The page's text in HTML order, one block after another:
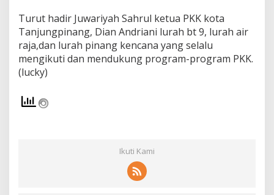
l
u
a
r
g
Turut hadir Juwariyah Sahrul ketua PKK kota
Tanjungpinang, Dian Andriani lurah bt 9, lurah air
raja,dan lurah pinang kencana yang selalu
mengikuti dan mendukung program-program PKK.
(lucky)
Ikuti Kami